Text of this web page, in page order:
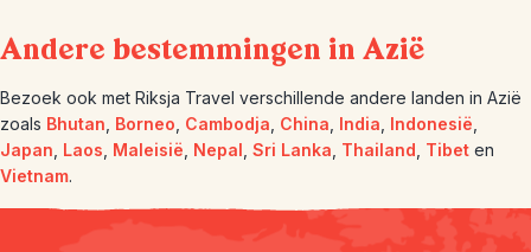
Andere bestemmingen in Azië
Bezoek ook met Riksja Travel verschillende andere landen in Azië
zoals Bhutan Borneo Cambodja China India Indonesië
Japan Laos Maleisië Nepal Sri Lanka Thailand Tibet en
Vietnam.